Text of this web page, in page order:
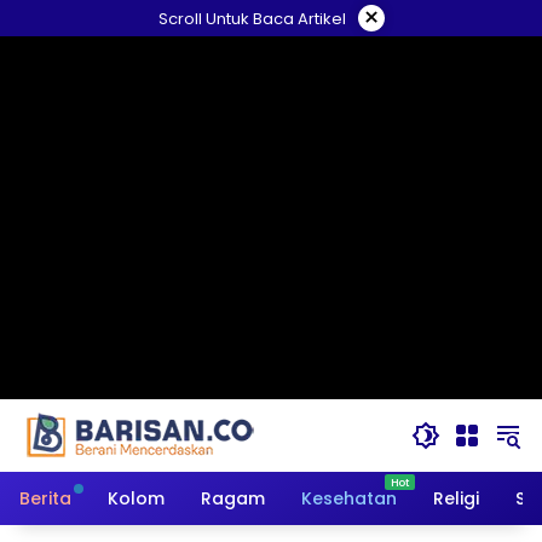
ke
Scroll Untuk Baca Artikel ×
Berita Kolom Ragam Kesehatan Religi